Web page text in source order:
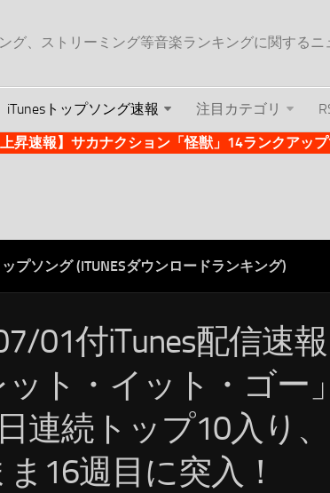
グ、ストリーミング等音楽ランキングに関するニ
iTunesトップソング速報 注目カテゴリ
上昇速報】サカナクション「怪獣」14ランクアッ
ップソング (ITUNESダウンロードランキング)
01付iTunes配信速
ット・イット・ゴー
連続トップ10入り
16週目に突入！